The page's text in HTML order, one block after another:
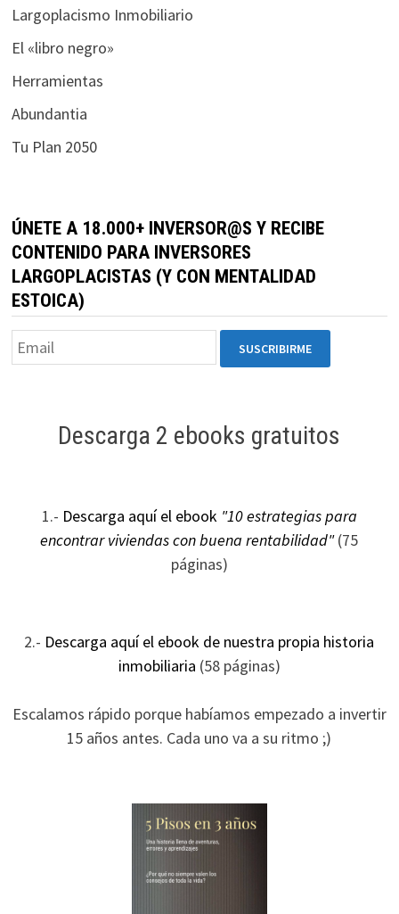
Largoplacismo Inmobiliario
El «libro negro»
Herramientas
Abundantia
Tu Plan 2050
ÚNETE A 18.000+ INVERSOR@S Y RECIBE
CONTENIDO PARA INVERSORES
LARGOPLACISTAS (Y CON MENTALIDAD
ESTOICA)
Descarga 2 ebooks gratuitos
1.- Descarga aquí el ebook "10 estrategias para
encontrar viviendas con buena rentabilidad"(75
páginas)
2.- Descarga aquí el ebook de nuestra propia historia
inmobiliaria (58 páginas)
Escalamos rápido porque habíamos empezado a invertir
15 años antes. Cada uno va a su ritmo ;)
Experiencia
Para que
nuestra web
mejor posible
visita. Si
funcionalidades
desaparecerán
de la web.
Marketing
Al compartir tus
mientras visitas
nuestro sitio,
ofertas
personalizados.